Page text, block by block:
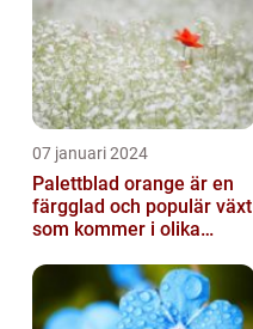
07 januari 2024
Palettblad orange är en
färgglad och populär växt
som kommer i olika